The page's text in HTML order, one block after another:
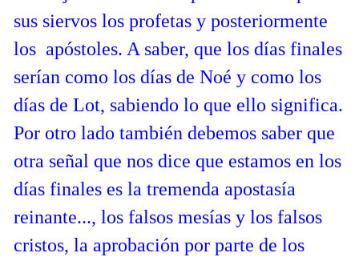
sus siervos los profetas y posteriormente
los apóstoles. A saber, que los días finales
serían como los días de Noé y como los
días de Lot, sabiendo lo que ello significa.
Por otro lado también debemos saber que
otra señal que nos dice que estamos en los
días finales es la tremenda apostasía
reinante..., los falsos mesías y los falsos
cristos, la aprobación por parte de los